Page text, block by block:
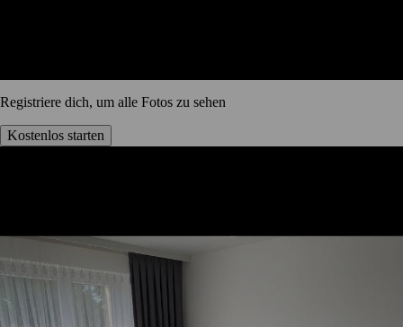
Registriere dich, um alle Fotos zu sehen
Kostenlos starten